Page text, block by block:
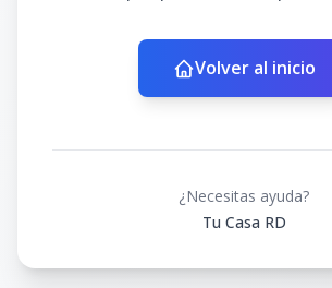
Volver al inicio
¿Necesitas ayuda?
Tu Casa RD